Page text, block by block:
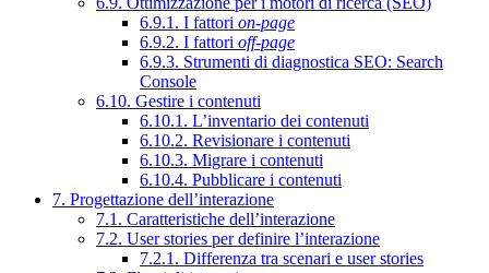
6.9.1. I fattori on-page
6.9.2. I fattori off-page
6.9.3. Strumenti di diagnostica SEO: Search
Console
6.10. Gestire i contenuti
6.10.1. L’inventario dei contenuti
6.10.2. Revisionare i contenuti
6.10.3. Migrare i contenuti
6.10.4. Pubblicare i contenuti
7. Progettazione dell’interazione
7.1. Caratteristiche dell’interazione
7.2. User stories per definire l’interazione
7.2.1. Differenza tra scenari e user stories